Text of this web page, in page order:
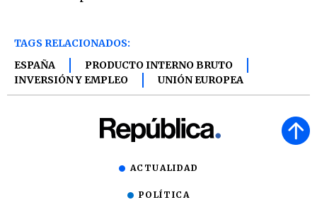
TAGS RELACIONADOS:
ESPAÑA
PRODUCTO INTERNO BRUTO
INVERSIÓN Y EMPLEO
UNIÓN EUROPEA
ACTUALIDAD
POLÍTICA